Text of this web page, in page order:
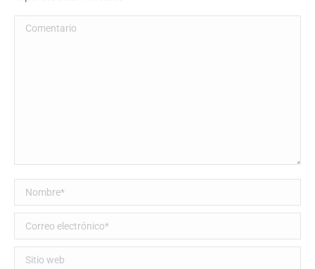
Comentario
Nombre *
Correo electrónico *
Sitio web